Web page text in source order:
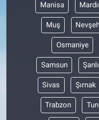
Manisa
Muş
Osmaniye
Samsun
Sivas Şırnak
Trabzon